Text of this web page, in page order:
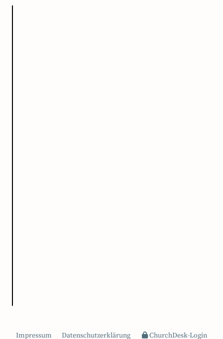
Impressum Datenschutzerklärung ChurchDesk-Login